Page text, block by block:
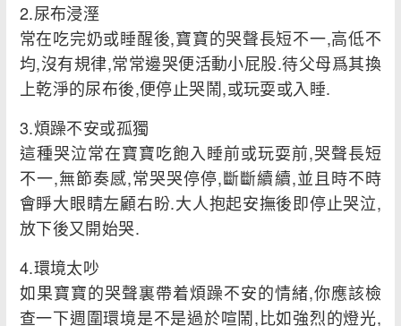
2.尿布浸溼
常在吃完奶或睡醒後,寶寶的哭聲長短不一,高低不
均,沒有規律,常常邊哭便活動小屁股.待父母爲其換
上乾淨的尿布後,便停止哭鬧,或玩耍或入睡.
3.煩躁不安或孤獨
這種哭泣常在寶寶吃飽入睡前或玩耍前,哭聲長短
不一,無節奏感,常哭哭停停,斷斷續續,並且時不時
會睜大眼睛左顧右盼.大人抱起安撫後即停止哭泣,
放下後又開始哭.
4.環境太吵
如果寶寶的哭聲裏帶着煩躁不安的情緒,你應該檢
查一下週圍環境是不是過於喧鬧,比如強烈的燈光,